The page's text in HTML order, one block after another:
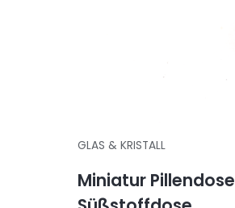
GLAS & KRISTALL
Miniatur Pillendose